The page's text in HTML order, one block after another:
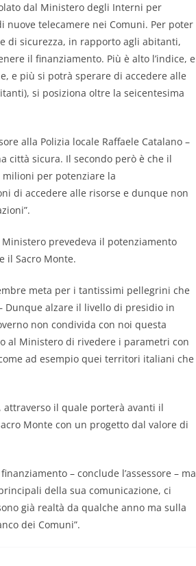
dal Ministero degli Interni per
nuove telecamere nei Comuni. Per poter
di sicurezza, in rapporto agli abitanti,
il finanziamento. Più è alto l’indice, e
e più si potrà sperare di accedere alle
si posiziona oltre la seicentesima
alla Polizia locale Raffaele Catalano –
città sicura. Il secondo però è che il
milioni per potenziare la
di accedere alle risorse e dunque non
prevedeva il potenziamento
il Sacro Monte.
meta per i tantissimi pellegrini che
Dunque alzare il livello di presidio in
non condivida con noi questa
al Ministero di rivedere i parametri con
ad esempio quei territori italiani che
attraverso il quale porterà avanti il
Monte con un progetto dal valore di
– conclude l’assessore – ma
della sua comunicazione, ci
già realtà da qualche anno ma sulla
dei Comuni”.